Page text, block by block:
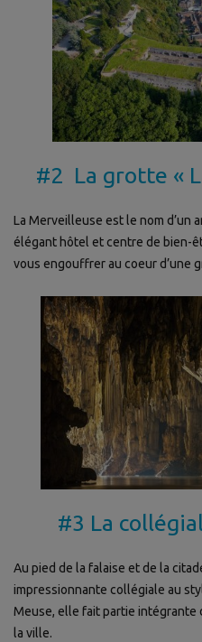
#2 La grotte «
La Merveilleuse est le nom d’un
élégant hôtel et centre de bien-
vous engouffrer au coeur d’une
#3 La
Au pied de la falaise et de la
impressionnante collégiale au
Meuse, elle fait partie intégrante
la ville.